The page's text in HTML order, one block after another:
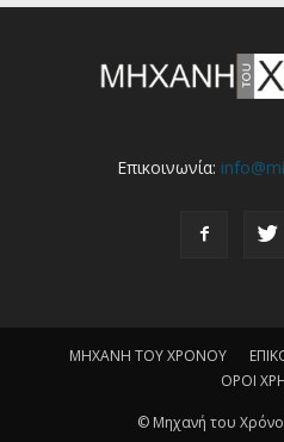
Επικοινωνία:
ΜΗΧΑΝΗ ΤΟΥ ΧΡΟΝΟΥ
ΟΡΟΙ
© Μηχανή του